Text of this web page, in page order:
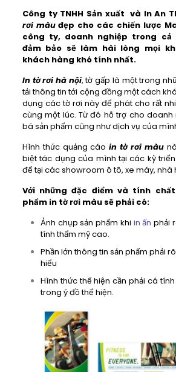
Công ty TNHH Sản xuất và In An
rơi màuđẹp cho các chiến lược
công ty, doanh nghiệp trong cả
đảm bảo sẽ làm hài lòng mọi
khách hàng khó tính nhất.
In tờ rơi hà nội, tờ gấp là một trong
tải thông tin tới cộng đồng một cách
dụng các tờ rơi này để phát cho rất
cùng một lúc. Từ đó hỗ trợ cho doanh
bá sản phẩm cũng như dịch vụ của
Hình thức quảng cáoin tờ rơi màu
biệt tác dụng của mình tại các kỳ
để tại các showroom ô tô, xe máy, nhà
Với những đặc điểm và tính
phẩm in tờ rơi màu sẽ phải có:
Ảnh chụp sản phẩm khi in ấn phải
tính thẩm mỹ cao.
Phần lớn thông tin sản phẩm phải
hiểu
Hình thức thể hiện cần phải cá
trong ý đồ thể hiện.